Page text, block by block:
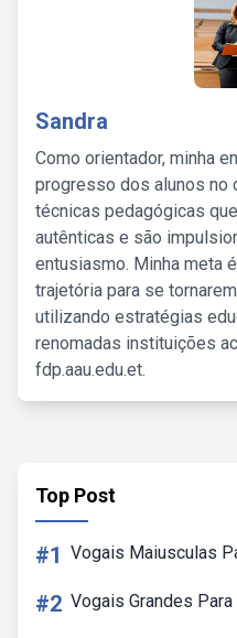
Sandra
Como orientador, minha
progresso dos alunos no
técnicas pedagógicas
autênticas e são
entusiasmo. Minha meta
trajetória para se
utilizando estratégias
renomadas instituições
fdp.aau.edu.et.
Top Post
#1 Vogais Maiusculas
#2 Vogais Grandes